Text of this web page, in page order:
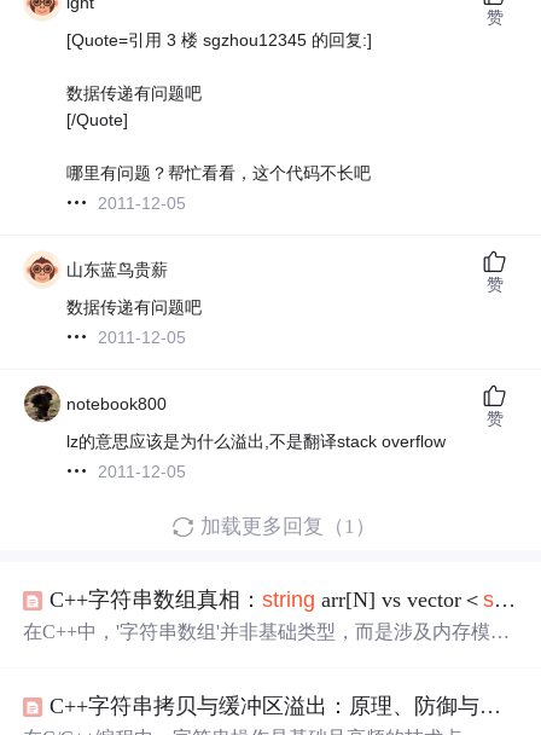
[Quote=引用 3 楼 sgzhou12345 的回复:]
数据传递有问题吧
[/Quote]
哪里有问题？帮忙看看，这个代码不长吧
2011-12-05
赞
山东蓝鸟贵薪
数据传递有问题吧
2011-12-05
赞
notebook800
lz的意思应该是为什么溢出,不是翻译stack overflow
2011-12-05
赞
加载更多回复（1）
C++字符串数组真相：string arr[N] vs vector＜string
在C++中，'字符串数组'并非基础类型，而是涉及内存模
据，实际字符可能位于堆内存或SSO缓冲区；而vector< stri
C++字符串拷贝与缓冲区溢出：原理、防御与实战调试